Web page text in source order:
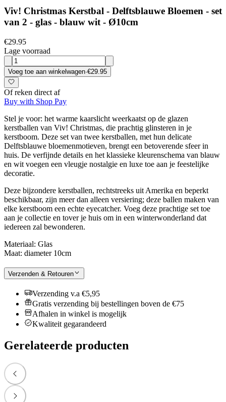
Viv! Christmas Kerstbal - Delftsblauwe Bloemen - set
van 2 - glas - blauw wit - Ø10cm
€29.95
Lage voorraad
Voeg toe aan winkelwagen·€29.95
Of reken direct af
Buy with Shop Pay
Stel je voor: het warme kaarslicht weerkaatst op de glazen
kerstballen van Viv! Christmas, die prachtig glinsteren in je
kerstboom. Deze set van twee kerstballen, met hun delicate
Delftsblauwe bloemenmotieven, brengt een betoverende sfeer in
huis. De verfijnde details en het klassieke kleurenschema van blauw
en wit voegen een vleugje nostalgie en luxe toe aan je feestelijke
decoratie.
Deze bijzondere kerstballen, rechtstreeks uit Amerika en beperkt
beschikbaar, zijn meer dan alleen versiering; deze ballen maken van
elke kerstboom een echte eyecatcher. Voeg deze prachtige set toe
aan je collectie en tover je huis om in een winterwonderland dat
iedereen zal bewonderen.
Materiaal: Glas
Maat: diameter 10cm
Verzenden & Retouren
Verzending v.a €5,95
Gratis verzending bij bestellingen boven de €75
Afhalen in winkel is mogelijk
Kwaliteit gegarandeerd
Gerelateerde producten